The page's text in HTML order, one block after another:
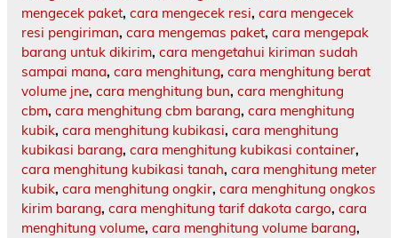
mengecek paket, cara mengecek resi, cara mengecek
resi pengiriman, cara mengemas paket, cara mengepak
barang untuk dikirim, cara mengetahui kiriman sudah
sampai mana, cara menghitung, cara menghitung berat
volume jne, cara menghitung bun, cara menghitung
cbm, cara menghitung cbm barang, cara menghitung
kubik, cara menghitung kubikasi, cara menghitung
kubikasi barang, cara menghitung kubikasi container,
cara menghitung kubikasi tanah, cara menghitung meter
kubik, cara menghitung ongkir, cara menghitung ongkos
kirim barang, cara menghitung tarif dakota cargo, cara
menghitung volume, cara menghitung volume barang,